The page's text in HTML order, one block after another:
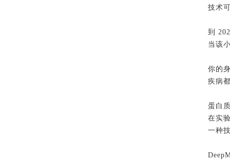
技术
到
当该
你的
疾病
蛋白
在实
一种